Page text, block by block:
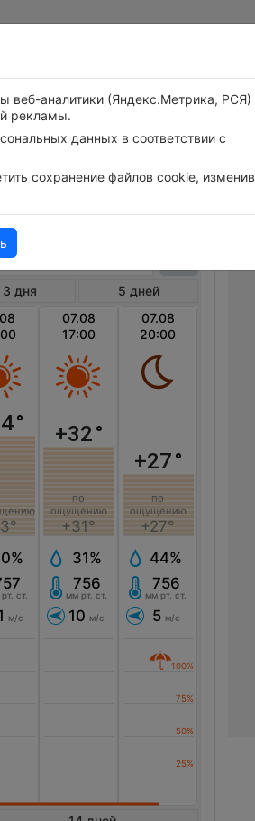
3 дня
5 дней
°
ст.
м/с
07.08
17:00
+32°
по
ощущению
+31°
31%
756
мм рт. ст.
10 м/с
07.08
20:00
+27°
по
ощущению
+27°
44%
756
мм рт. ст.
5 м/с
веб-аналитики (Яндекс.Метрика, РСЯ)
рекламы.
данных в соответствии с
сохранение файлов cookie, изменив